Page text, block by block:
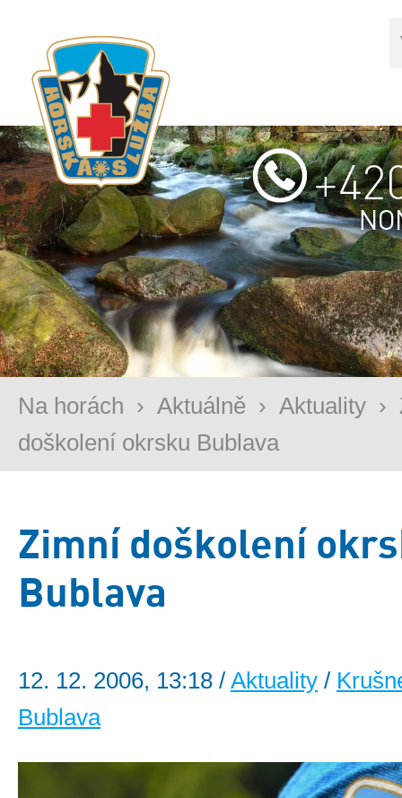
Na horách › Aktuálně › Aktuality ›
doškolení okrsku Bublava
Zimní doškolení
Bublava
12. 12. 2006, 13:18 / Aktuality /
Bublava